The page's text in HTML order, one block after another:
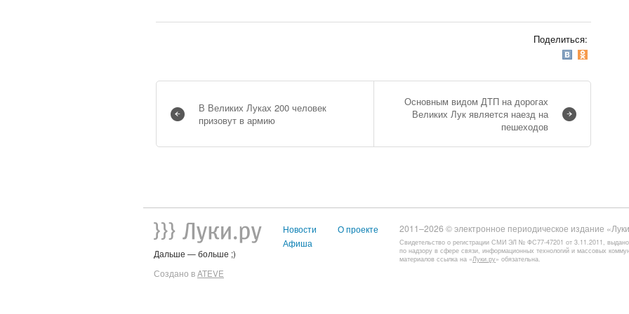
Поделиться:
В Великих Луках 200 человек
призовут в армию
Основным видом ДТП на дорогах
Великих Лук является наезд на
пешеходов
Дальше — больше ;)
Создано вATEVE
Новости
Афиша
О проекте 2011–2026 © электронное периодическое издание
Свидетельство о регистрации СМИ ЭЛ № ФС77-47201 от 3.11.2011,
по надзору в сфере связи, информационных технологий и массовых
материалов ссылка на «Луки.ру» обязательна.